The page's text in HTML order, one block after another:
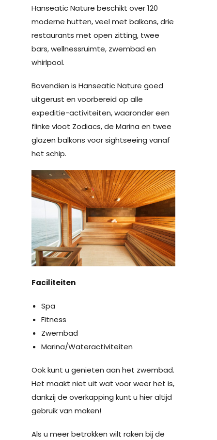
Hanseatic Nature beschikt over 120
moderne hutten, veel met balkons, drie
restaurants met open zitting, twee
bars, wellnessruimte, zwembad en
whirlpool.
Bovendien is Hanseatic Nature goed
uitgerust en voorbereid op alle
expeditie-activiteiten, waaronder een
flinke vloot Zodiacs, de Marina en twee
glazen balkons voor sightseeing vanaf
het schip.
Faciliteiten
Spa
Fitness
Zwembad
Marina/Wateractiviteiten
Ook kunt u genieten aan het zwembad.
Het maakt niet uit wat voor weer het is,
dankzij de overkapping kunt u hier altijd
gebruik van maken!
Als u meer betrokken wilt raken bij de